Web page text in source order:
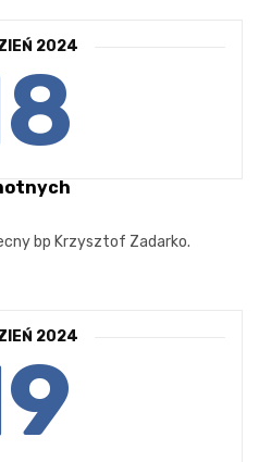
2024
bp Krzysztof Zadarko.
2024